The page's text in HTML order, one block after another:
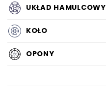
UKŁAD HAMULCOWY
KOŁO
OPONY